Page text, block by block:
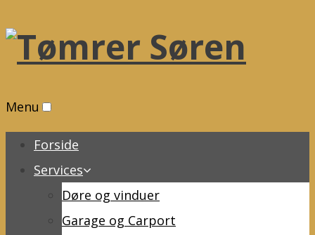
Menu
Forside
Services
Døre og vinduer
Garage og Carport